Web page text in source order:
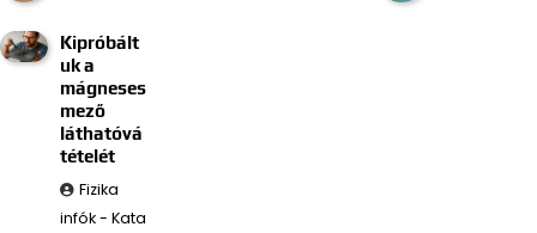
Kipróbált
uk a
mágneses
mező
láthatóvá
tételét
Fizika
infók - Kata